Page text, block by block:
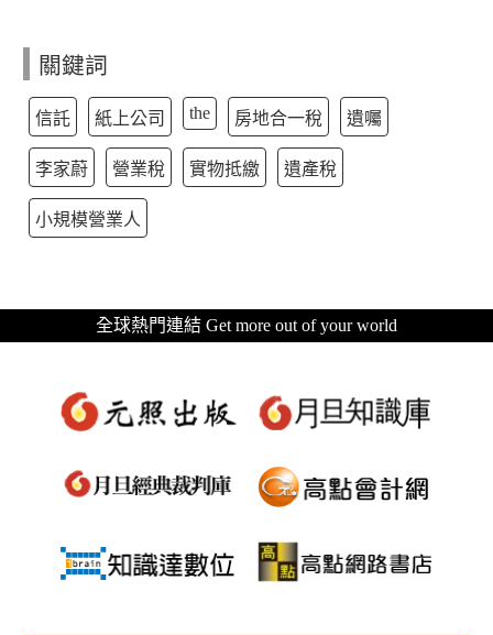
關鍵詞
信託 紙上公司 the 房地合一稅 遺囑
李家蔚 營業稅 實物抵繳 遺產稅
小規模營業人
全球熱門連結 Get more out of your world